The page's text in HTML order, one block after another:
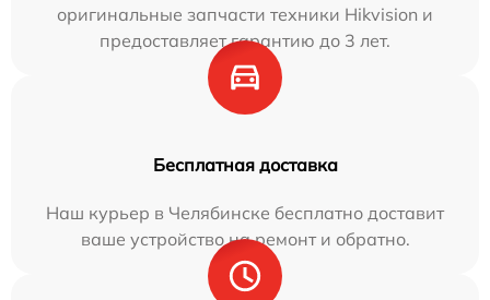
оригинальные запчасти техники Hikvision и
предоставляет гарантию до 3 лет.
Бесплатная доставка
Наш курьер в Челябинске бесплатно доставит
ваше устройство на ремонт и обратно.